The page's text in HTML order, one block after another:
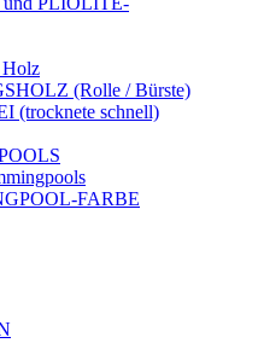
Holz
(Rolle / Bürste)
(trocknete schnell)
FARBE